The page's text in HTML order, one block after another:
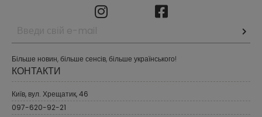
Більше новин, більше сенсів, більше українського!
КОНТАКТИ
Київ, вул. Хрещатик, 46
097-620-92-21